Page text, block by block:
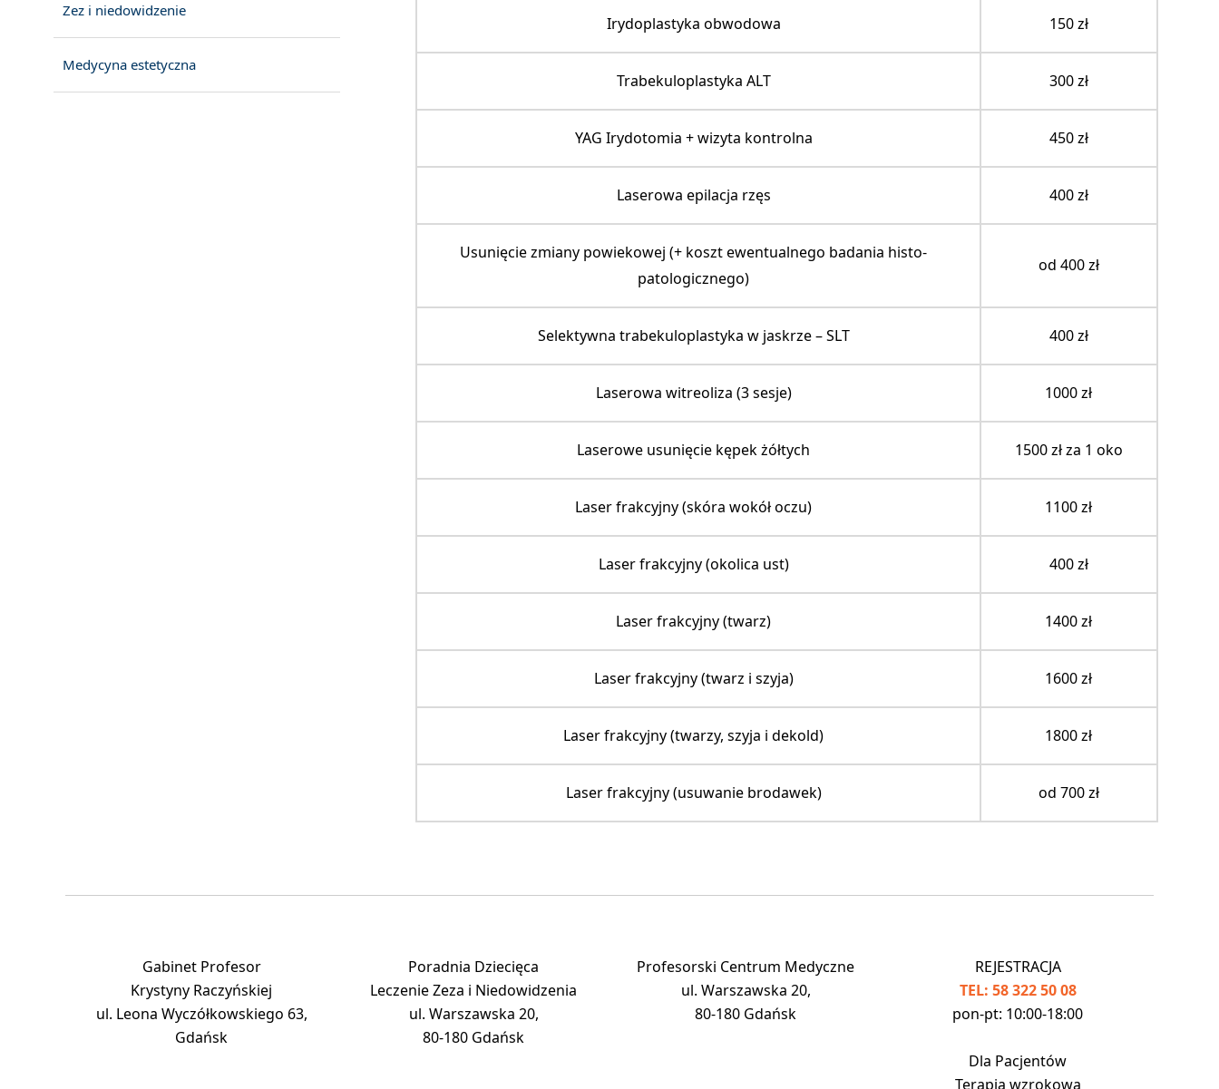
Zez i niedowidzenie
Medycyna estetyczna
Irydoplastyka obwodowa 150 zł
Trabekuloplastyka ALT 300 zł
YAG Irydotomia + wizyta kontrolna 450 zł
Laserowa epilacja rzęs 400 zł
Usunięcie zmiany powiekowej (+ koszt ewentualnego badania histo-
patologicznego)
od 400 zł
Selektywna trabekuloplastyka w jaskrze – SLT 400 zł
Laserowa witreoliza (3 sesje) 1000 zł
Laserowe usunięcie kępek żółtych 1500 zł za 1 oko
Laser frakcyjny (skóra wokół oczu) 1100 zł
Laser frakcyjny (okolica ust) 400 zł
Laser frakcyjny (twarz) 1400 zł
Laser frakcyjny (twarz i szyja) 1600 zł
Laser frakcyjny (twarzy, szyja i dekold) 1800 zł
Laser frakcyjny (usuwanie brodawek) od 700 zł
Gabinet Profesor
Krystyny Raczyńskiej
ul. Leona Wyczółkowskiego 63,
Gdańsk
Poradnia Dziecięca
Leczenie Zeza i Niedowidzenia
ul. Warszawska 20,
80-180 Gdańsk
Profesorski Centrum Medyczne
ul. Warszawska 20,
80-180 Gdańsk
REJESTRACJA
TEL: 58 322 50 08
pon-pt: 10:00-18:00
Dla Pacjentów
Terapia wzrokowa